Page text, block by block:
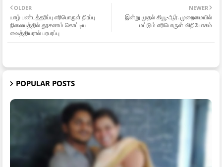
NEWER
இன்று முதல் கியூ-ஆர். முறைமையில்
மட்டும் எரிபொருள் விநியோகம்
OLDER
யாழ் பண்டத்தரிப்பு எரிபொருள் நிரப்பு
நிலையத்தில் தூசணம் கொட்டிய
வைத்தியரால் பரபரப்பு
POPULAR POSTS